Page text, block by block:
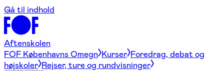
Gå til indhold
Aftenskolen
FOF Københavns Omegn Kurser Foredrag, debat og
højskoler Rejser, ture og rundvisninger